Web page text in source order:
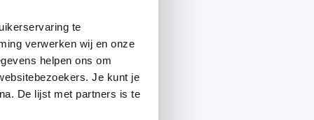
te
verwerken wij en onze
helpen ons om
Je kunt je
De lijst met partners is te